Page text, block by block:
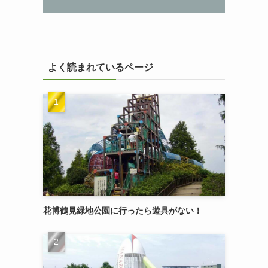
よく読まれているページ
花博鶴見緑地公園に行ったら遊具がない！